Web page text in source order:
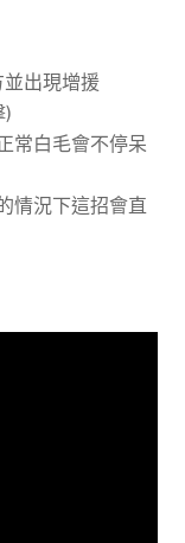
出現增援
)
常白毛會不停呆
情況下這招會直